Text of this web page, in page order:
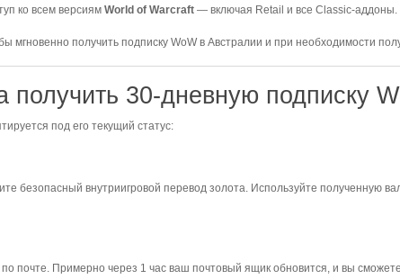
ко всем версиям World of Warcraft — включая Retail и все Classic-аддоны.
мгновенно получить подписку WoW в Австралии и при необходимости
получить 30-дневную подписку
под его текущий статус:
безопасный внутриигровой перевод золота. Используйте полученную
почте. Примерно через 1 час ваш почтовый ящик обновится, и вы сможете